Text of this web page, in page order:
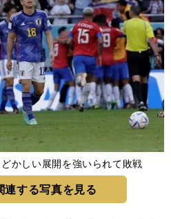
かしい展開を強いられて敗戦
連する写真を見る